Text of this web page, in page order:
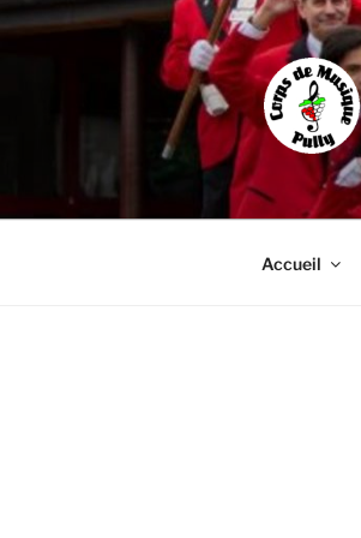
Aller
Accueil